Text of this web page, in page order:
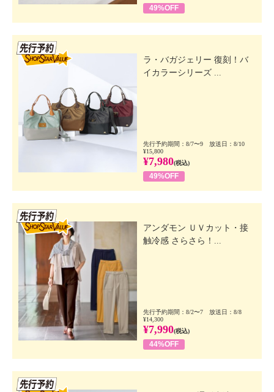
49%OFF
ラ・バガジェリー 復刻！バ
イカラーシリーズ ...
先行予約期間：8/7〜9 放送日：8/10
¥15,800
¥7,980(税込)
49%OFF
アンダモン ＵＶカット・接
触冷感 さらさら！...
先行予約期間：8/2〜7 放送日：8/8
¥14,300
¥7,990(税込)
44%OFF